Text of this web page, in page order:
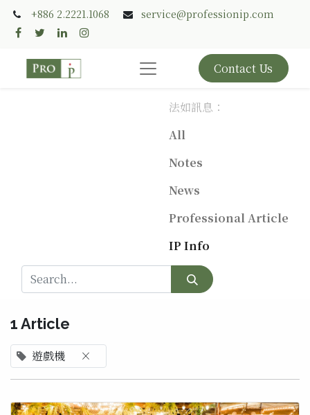
+886 2.2221.1068 service@professionip.com
Contact Us
法如訊息：
All
Notes
News
Professional Article
IP Info
1 Article
遊戲機 ×